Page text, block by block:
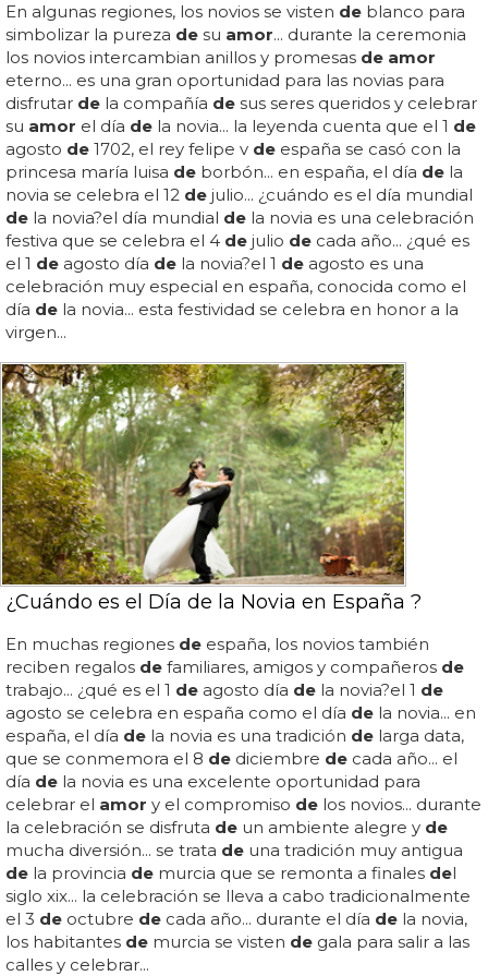
En algunas regiones, los novios se visten de blanco para
simbolizar la pureza de su amor... durante la ceremonia
los novios intercambian anillos y promesas de amor
eterno... es una gran oportunidad para las novias para
disfrutar de la compañía de sus seres queridos y celebrar
su amor el día de la novia... la leyenda cuenta que el 1 de
agosto de 1702, el rey felipe v de españa se casó con la
princesa maría luisa de borbón... en españa, el día de la
novia se celebra el 12 de julio... ¿cuándo es el día mundial
de la novia?el día mundial de la novia es una celebración
festiva que se celebra el 4 de julio de cada año... ¿qué es
el 1 de agosto día de la novia?el 1 de agosto es una
celebración muy especial en españa, conocida como el
día de la novia... esta festividad se celebra en honor a la
virgen...
¿Cuándo es el Día de la Novia en España ?
En muchas regiones de españa, los novios también
reciben regalos de familiares, amigos y compañeros de
trabajo... ¿qué es el 1 de agosto día de la novia?el 1 de
agosto se celebra en españa como el día de la novia... en
españa, el día de la novia es una tradición de larga data,
que se conmemora el 8 de diciembre de cada año... el
día de la novia es una excelente oportunidad para
celebrar el amor y el compromiso de los novios... durante
la celebración se disfruta de un ambiente alegre y de
mucha diversión... se trata de una tradición muy antigua
de la provincia de murcia que se remonta a finales del
siglo xix... la celebración se lleva a cabo tradicionalmente
el 3 de octubre de cada año... durante el día de la novia,
los habitantes de murcia se visten de gala para salir a las
calles y celebrar...